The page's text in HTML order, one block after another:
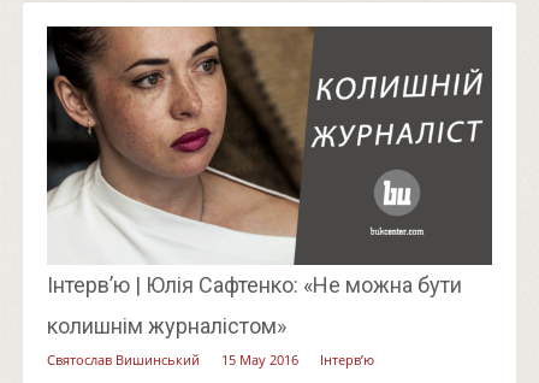
Інтерв’ю | Юлія Сафтенко: «Не можна бути
колишнім журналістом»
Святослав Вишинський 15 May 2016 Інтерв’ю